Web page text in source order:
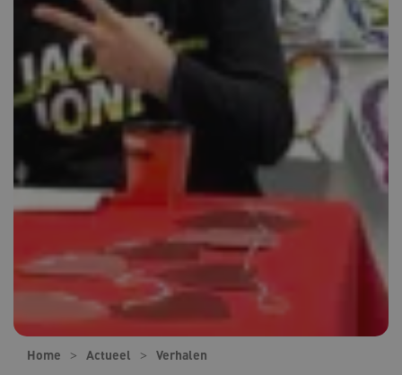
Home Actueel
Verhalen